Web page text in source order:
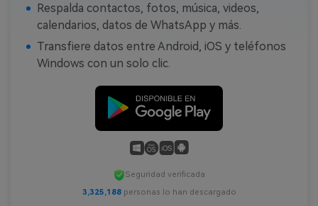
Respalda contactos, fotos, música, videos,
calendarios, datos de WhatsApp y más.
Transfiere datos entre Android, iOS y teléfonos
Windows con un solo clic.
Seguridad verificada
3,325,188personas lo han descargado